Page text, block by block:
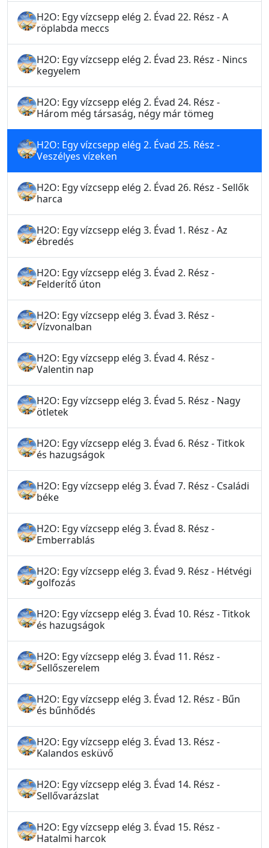
H2O: Egy vízcsepp elég 2. Évad 22. Rész - A
röplabda meccs
H2O: Egy vízcsepp elég 2. Évad 23. Rész - Nincs
kegyelem
H2O: Egy vízcsepp elég 2. Évad 24. Rész -
Három még társaság, négy már tömeg
H2O: Egy vízcsepp elég 2. Évad 25. Rész -
Veszélyes vízeken
H2O: Egy vízcsepp elég 2. Évad 26. Rész - Sellők
harca
H2O: Egy vízcsepp elég 3. Évad 1. Rész - Az
ébredés
H2O: Egy vízcsepp elég 3. Évad 2. Rész -
Felderítő úton
H2O: Egy vízcsepp elég 3. Évad 3. Rész -
Vízvonalban
H2O: Egy vízcsepp elég 3. Évad 4. Rész -
Valentin nap
H2O: Egy vízcsepp elég 3. Évad 5. Rész - Nagy
ötletek
H2O: Egy vízcsepp elég 3. Évad 6. Rész - Titkok
és hazugságok
H2O: Egy vízcsepp elég 3. Évad 7. Rész - Családi
béke
H2O: Egy vízcsepp elég 3. Évad 8. Rész -
Emberrablás
H2O: Egy vízcsepp elég 3. Évad 9. Rész - Hétvégi
golfozás
H2O: Egy vízcsepp elég 3. Évad 10. Rész - Titkok
és hazugságok
H2O: Egy vízcsepp elég 3. Évad 11. Rész -
Sellőszerelem
H2O: Egy vízcsepp elég 3. Évad 12. Rész - Bűn
és bűnhődés
H2O: Egy vízcsepp elég 3. Évad 13. Rész -
Kalandos esküvő
H2O: Egy vízcsepp elég 3. Évad 14. Rész -
Sellővarázslat
H2O: Egy vízcsepp elég 3. Évad 15. Rész -
Hatalmi harcok